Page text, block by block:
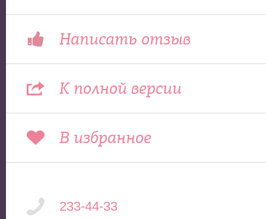
Написать отзыв
К полной версии
В избранное
233-44-33